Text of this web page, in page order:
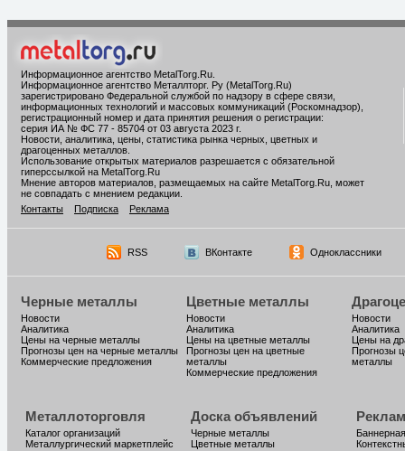
Информационное агентство MetalTorg.Ru
Информационное агентство Металлторг. Ру (MetalTorg.Ru)
зарегистрировано Федеральной службой по надзору в сфере связи,
информационных технологий и массовых коммуникаций (Роскомнадзор),
регистрационный номер и дата принятия решения о регистрации:
серия ИА № ФС 77 - 85704 от 03 августа 2023 г.
Новости, аналитика, цены, статистика рынка черных, цветных и
драгоценных металлов.
Использование открытых материалов разрешается с обязательной
гиперссылкой на MetalTorg.Ru
Мнение авторов материалов, размещаемых на сайте MetalTorg.Ru, может
не совпадать с мнением редакции.
Контакты
Подписка Реклама
RSS ВКонтакте Одноклассники
Черные металлы
Новости
Аналитика
Цены на черные металлы
Прогнозы цен на черные металлы
Коммерческие предложения
Цветные металлы
Новости
Аналитика
Цены на цветные металлы
Прогнозы цен на цветные
металлы
Коммерческие предложения
Новости
Аналитика
Цены на
Прогнозы
металлы
Металлоторговля
Каталог организаций
Металлургический маркетплейс
Доска объявлений
Черные металлы
Цветные металлы